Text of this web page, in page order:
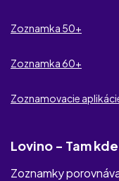
Dateefy
Partner Na Úrovni
Zoznamka 50+
Zoznamka 60+
Zoznamovacie
Lovino - Tam
Zoznamky